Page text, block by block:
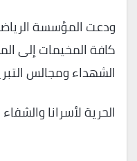
ودعت المؤسسة
كافة المخيمات إلى
الشهداء ومجالس
الحرية لأسرانا